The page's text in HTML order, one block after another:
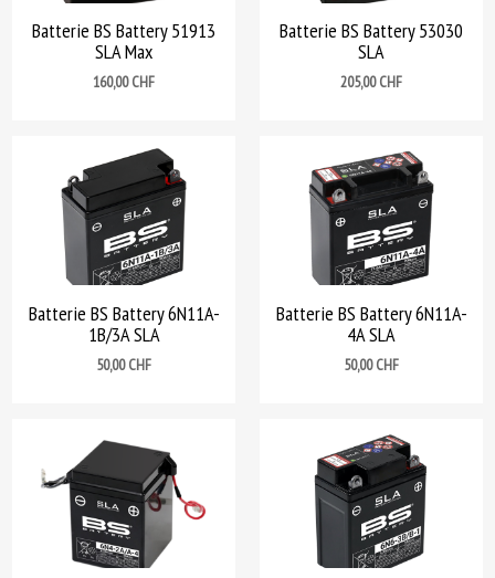
Batterie BS Battery 51913
SLA Max
Prix
160,00 CHF
Batterie BS Battery 53030
SLA
Prix
205,00 CHF
Batterie BS Battery 6N11A-
1B/3A SLA
Prix
50,00 CHF
Batterie BS Battery 6N11A-
4A SLA
Prix
50,00 CHF